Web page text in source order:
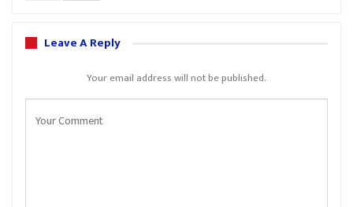
Leave A Reply
Your email address will not be published.